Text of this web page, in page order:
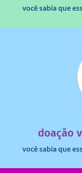
você sabia que
doação
você sabia que
imposto de
dinheiro